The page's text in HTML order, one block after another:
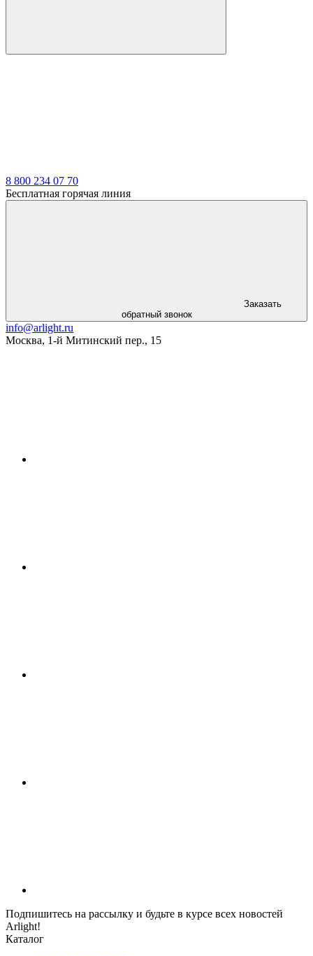
8 800 234 07 70
Бесплатная горячая линия
Заказать
обратный звонок
info@arlight.ru
Москва, 1-й Митинский пер., 15
Подпишитесь на рассылку и будьте в курсе всех новостей
Arlight!
Каталог